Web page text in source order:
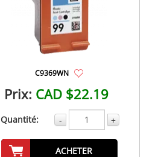
C9369WN
Prix: CAD $22.19
Quantité: - +
ACHETER